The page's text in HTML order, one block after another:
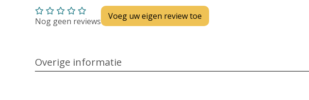
Nog geen reviews Voeg uw eigen review toe
Overige informatie